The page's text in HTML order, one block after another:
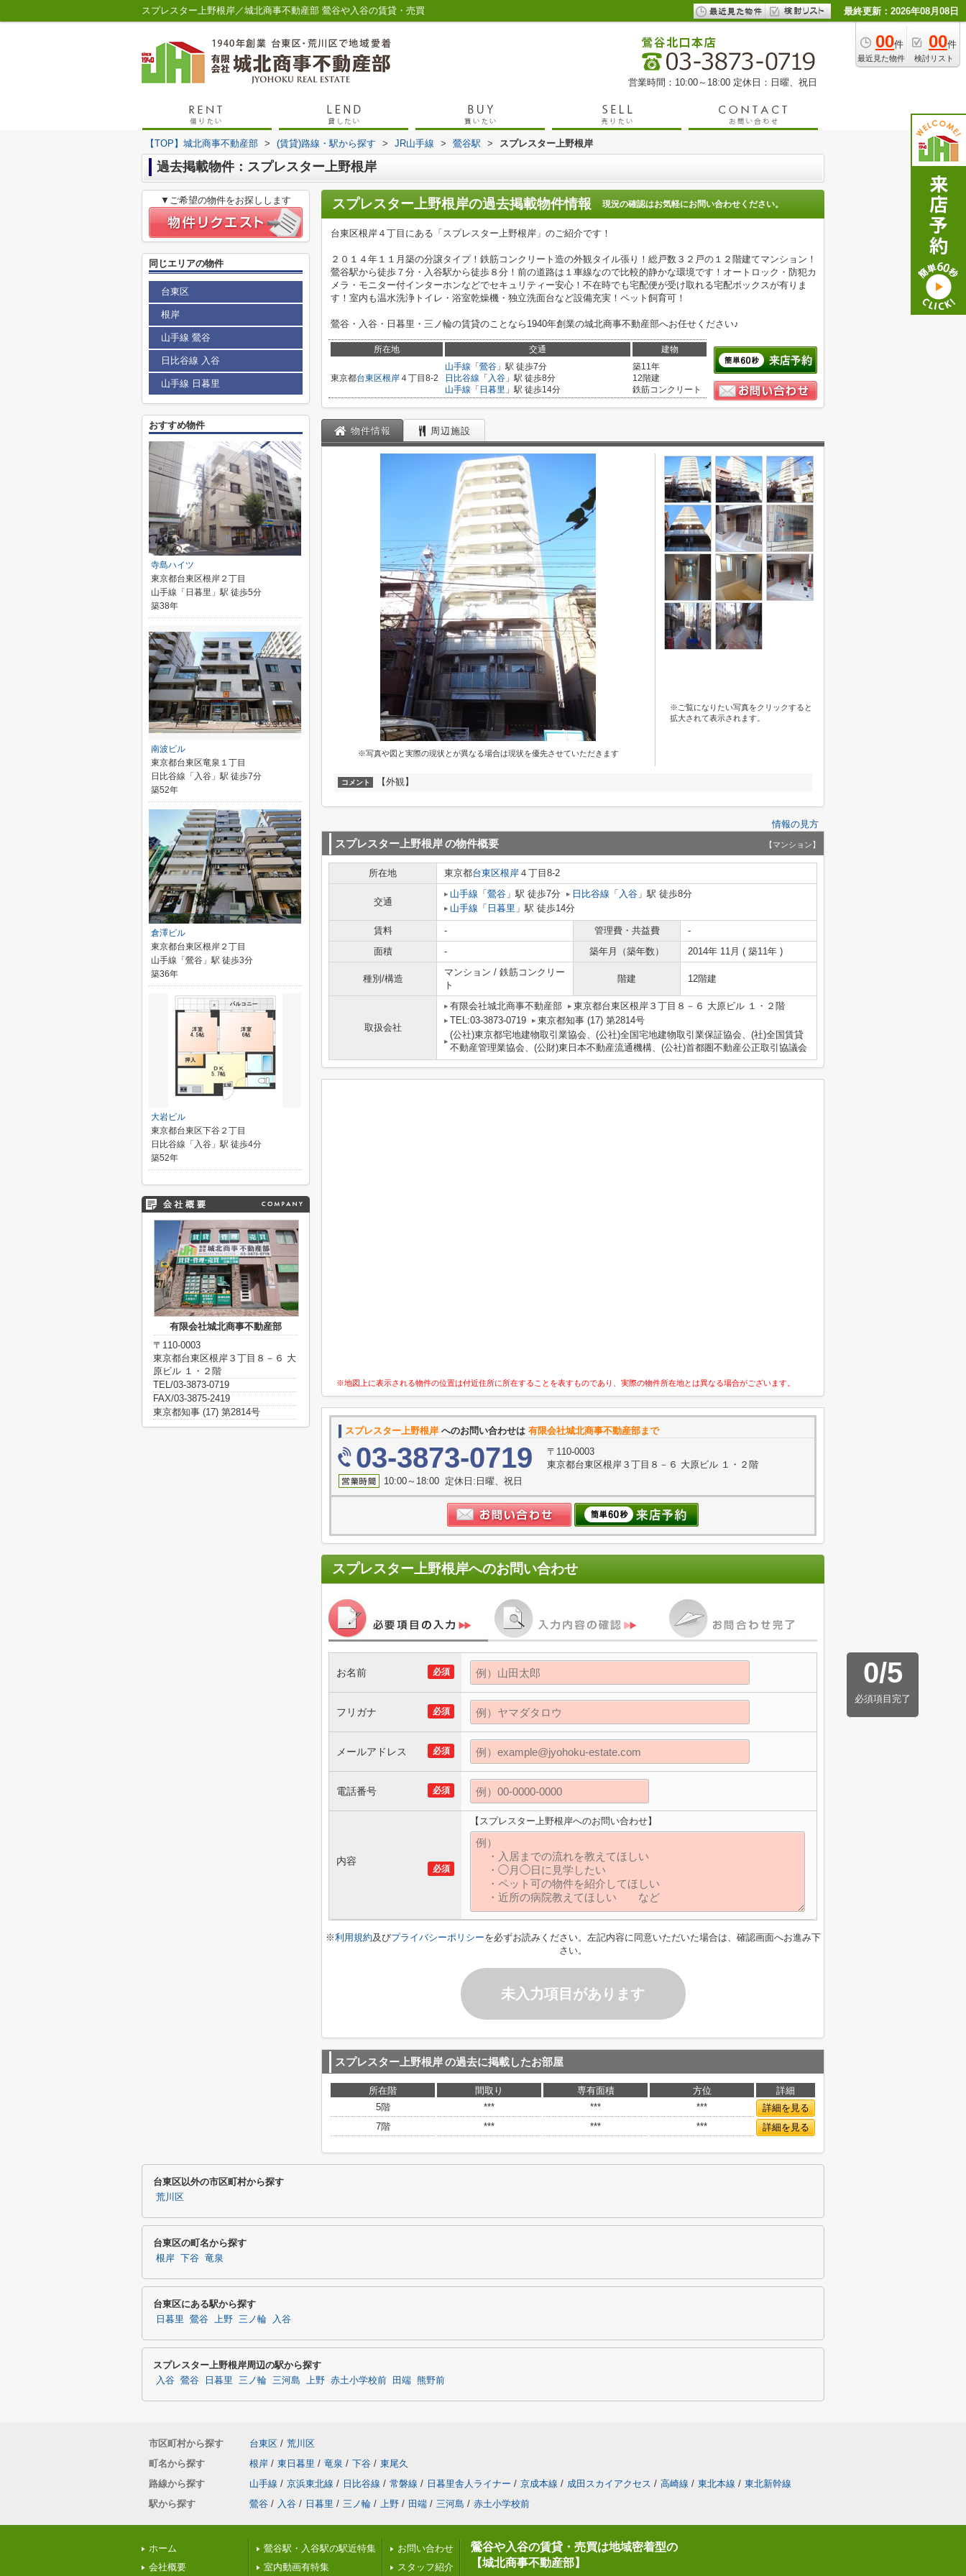
スプレスター上野根岸／城北商事不動産部 鶯谷や入谷の賃貸・売買 最終更新：2026年08月08日
00件
最近見た物件
00件
検討リスト
営業時間：10:00～18:00 定休日：日曜、祝日
【TOP】城北商事不動産部 > (賃貸)路線・駅から探す > JR山手線 > 鶯谷駅 > スプレスター上野根岸
過去掲載物件：スプレスター上野根岸
スプレスター上野根岸の過去掲載物件情報 現況の確認はお気軽にお問い合わせください。
台東区根岸４丁目にある「スプレスター上野根岸」のご紹介です！
２０１４年１１月築の分譲タイプ！鉄筋コンクリート造の外観タイル張り！総戸数３２戸の１２階建てマンション！
鶯谷駅から徒歩７分・入谷駅から徒歩８分！前の道路は１車線なので比較的静かな環境です！オートロック・防犯カ
メラ・モニター付インターホンなどでセキュリティー安心！不在時でも宅配便が受け取れる宅配ボックスが有りま
す！室内も温水洗浄トイレ・浴室乾燥機・独立洗面台など設備充実！ペット飼育可！
鶯谷・入谷・日暮里・三ノ輪の賃貸のことなら1940年創業の城北商事不動産部へお任せください♪
所在地 交通 建物
東京都台東区根岸４丁目8-2
山手線 「 鶯谷 」駅 徒歩7分
日比谷線 「 入谷 」駅 徒歩8分
山手線 「 日暮里 」駅 徒歩14分
築11年
12階建
鉄筋コンクリート
物件情報 周辺施設
※写真や図と実際の現状とが異なる場合は現状を優先させていただきます
※ご覧になりたい写真をクリックすると
拡大されて表示されます。
コメント 【外観】
情報の見方
スプレスター上野根岸の物件概要 【マンション】
所在地 東京都台東区根岸 ４丁目8-2
交通
山手線 「 鶯谷 」駅 徒歩7分 日比谷線 「 入谷 」駅 徒歩8分
山手線 「 日暮里 」駅 徒歩14分
賃料 - 管理費・共益費
-
面積
- 築年月（築年数） 2014年 11月 ( 築11年 )
種別/構造
マンション / 鉄筋コンクリー
ト
階建 12階建
取扱会社
有限会社城北商事不動産部
東京都台東区根岸３丁目８－６ 大原ビル １・２階
TEL:03-3873-0719
東京都知事 (17) 第2814号
(公社)東京都宅地建物取引業協会、(公社)全国宅地建物取引業保証協会、(社)全国賃貸
不動産管理業協会、(公財)東日本不動産流通機構、(公社)首都圏不動産公正取引協議会
※地図上に表示される物件の位置は付近住所に所在することを表すものであり、実際の物件所在地とは異なる場合がございます。
スプレスター上野根岸 へのお問い合わせは 有限会社城北商事不動産部まで
03-3873-0719
〒110-0003
東京都台東区根岸３丁目８－６ 大原ビル １・２階
10:00～18:00 定休日:日曜、祝日
スプレスター上野根岸へのお問い合わせ
0/5
必須項目完了
必須
お名前
必須
フリガナ
必須
メールアドレス
必須
電話番号
必須
内容
【スプレスター上野根岸へのお問い合わせ】
※利用規約及びプライバシーポリシーを必ずお読みください。左記内容に同意いただいた場合は、確認画面へお進み下
さい。
未入力項目があります
スプレスター上野根岸の過去に掲載したお部屋
所在階 間取り 専有面積 方位
詳細
5階
*** *** ***
詳細を見る
7階
*** *** *** 詳細を見る
▼ご希望の物件をお探しします
同じエリアの物件
台東区
根岸
山手線 鶯谷
日比谷線 入谷
山手線 日暮里
おすすめ物件
寺島ハイツ
東京都台東区根岸２丁目
山手線「日暮里」駅 徒歩5分
築38年
南波ビル
東京都台東区竜泉１丁目
日比谷線「入谷」駅 徒歩7分
築52年
倉澤ビル
東京都台東区根岸２丁目
山手線「鶯谷」駅 徒歩3分
築36年
大岩ビル
東京都台東区下谷２丁目
日比谷線「入谷」駅 徒歩4分
築52年
有限会社城北商事不動産部
〒110-0003
東京都台東区根岸３丁目８－６ 大
原ビル １・２階
TEL/03-3873-0719
FAX/03-3875-2419
東京都知事 (17) 第2814号
台東区以外の市区町村から探す
荒川区
台東区の町名から探す
根岸 下谷 竜泉
台東区にある駅から探す
日暮里 鶯谷 上野 三ノ輪 入谷
スプレスター上野根岸周辺の駅から探す
入谷 鶯谷 日暮里 三ノ輪 三河島 上野 赤土小学校前 田端 熊野前
市区町村から探す 台東区 / 荒川区
町名から探す
根岸 / 東日暮里 / 竜泉 / 下谷 / 東尾久
路線から探す
山手線 / 京浜東北線 / 日比谷線 / 常磐線 / 日暮里舎人ライナー / 京成本線 / 成田スカイアクセス / 高崎線 / 東北本線 / 東北新幹線
駅から探す
鶯谷 / 入谷 / 日暮里 / 三ノ輪 / 上野 / 田端 / 三河島 / 赤土小学校前
ホーム
会社概要
鶯谷駅・入谷駅の駅近特集
室内動画有特集
お問い合わせ
スタッフ紹介
鶯谷や入谷の賃貸・売買は地域密着型の
【城北商事不動産部】